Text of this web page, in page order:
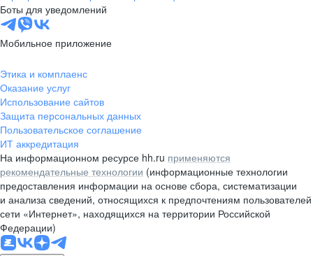
Боты для уведомлений
Мобильное приложение
Этика и комплаенс
Оказание услуг
Использование сайтов
Защита персональных данных
Пользовательское соглашение
ИТ аккредитация
На информационном ресурсе hh.ru применяются
рекомендательные технологии (информационные технологии
предоставления информации на основе сбора, систематизации
и анализа сведений, относящихся к предпочтениям пользователей
сети «Интернет», находящихся на территории Российской
Федерации)